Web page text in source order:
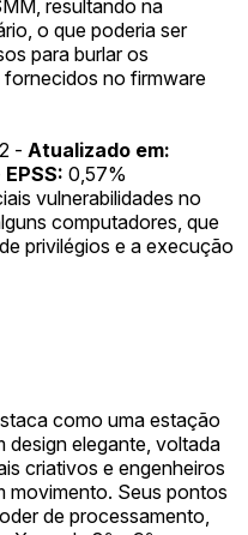
resultando na
o que poderia ser
para burlar os
no firmware
- Atualizado em:
EPSS: 0,57%
vulnerabilidades no
computadores, que
privilégios e a execução
como uma estação
design elegante, voltada
criativos e engenheiros
movimento. Seus pontos
de processamento,